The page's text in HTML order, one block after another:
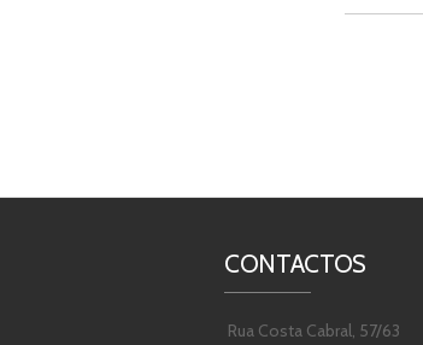
CONTACTOS
Rua Costa Cabral, 57/63